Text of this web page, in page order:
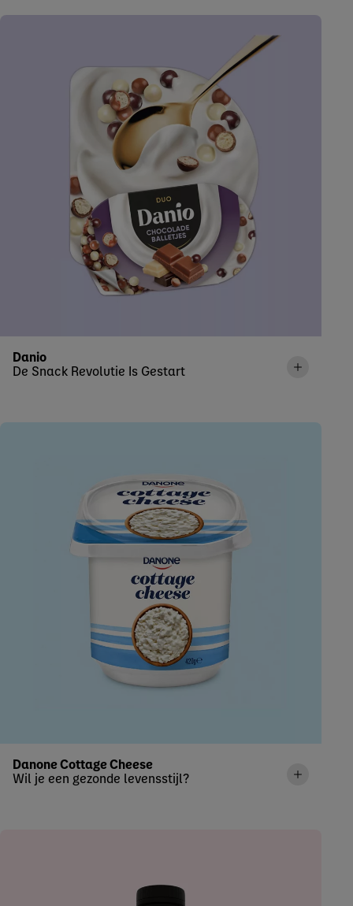
De Snack Revolutie Is Gestart
Danio
Wil je een gezonde levensstijl?
Danone Cottage Cheese